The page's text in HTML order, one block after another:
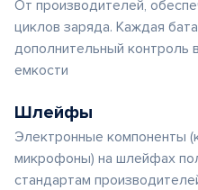
От производителей,
циклов заряда. Каждая
дополнительный контроль
емкости
Шлейфы
Электронные компоненты
микрофоны) на шлейфах
стандартам